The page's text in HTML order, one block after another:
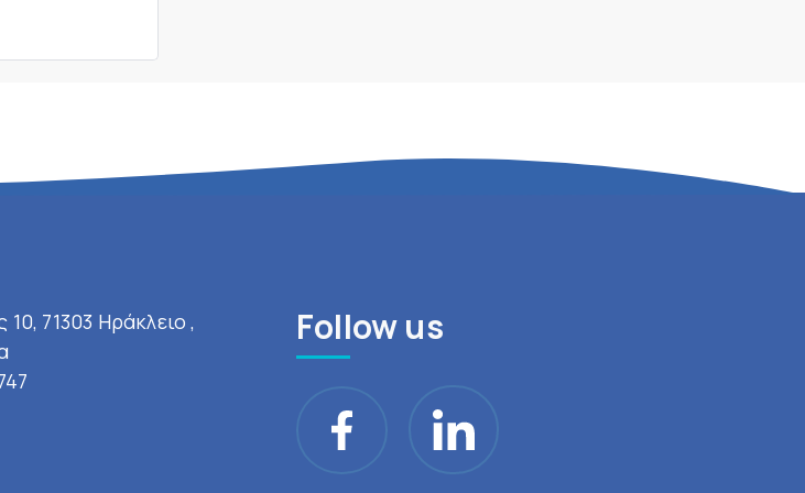
71303 Ηράκλειο ,
Follow us